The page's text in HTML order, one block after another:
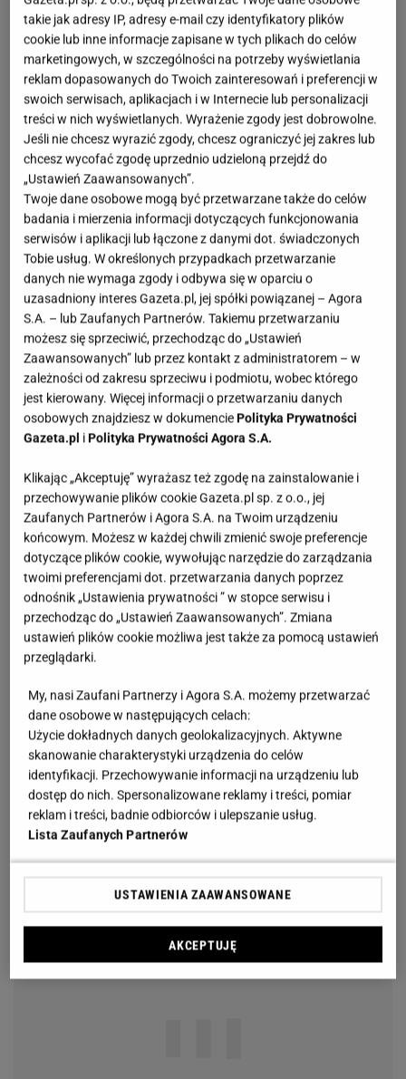
dni na zewnątrz i rozsiądź się w wygodnym fotelu na
ogrodzie. Nadal rozglądasz się za tym idealnym? W
takim razie koniecznie zajrzyj do JYSKA.
takie jak adresy IP, adresy e-mail czy identyfikatory plików
cookie lub inne informacje zapisane w tych plikach do celów
marketingowych, w szczególności na potrzeby wyświetlania
reklam dopasowanych do Twoich zainteresowań i preferencji w
swoich serwisach, aplikacjach i w Internecie lub personalizacji
treści w nich wyświetlanych. Wyrażenie zgody jest dobrowolne.
Jeśli nie chcesz wyrazić zgody, chcesz ograniczyć jej zakres lub
chcesz wycofać zgodę uprzednio udzieloną przejdź do
„Ustawień Zaawansowanych”.
Twoje dane osobowe mogą być przetwarzane także do celów
badania i mierzenia informacji dotyczących funkcjonowania
serwisów i aplikacji lub łączone z danymi dot. świadczonych
Tobie usług. W określonych przypadkach przetwarzanie
danych nie wymaga zgody i odbywa się w oparciu o
uzasadniony interes Gazeta.pl, jej spółki powiązanej – Agora
S.A. – lub Zaufanych Partnerów. Takiemu przetwarzaniu
możesz się sprzeciwić, przechodząc do „Ustawień
Zaawansowanych” lub przez kontakt z administratorem – w
zależności od zakresu sprzeciwu i podmiotu, wobec którego
jest kierowany. Więcej informacji o przetwarzaniu danych
osobowych znajdziesz w dokumencie Polityka Prywatności
Gazeta.pl i Polityka Prywatności Agora S.A.
Klikając „Akceptuję” wyrażasz też zgodę na zainstalowanie i
przechowywanie plików cookie Gazeta.pl sp. z o.o., jej
Zaufanych Partnerów i Agora S.A. na Twoim urządzeniu
końcowym. Możesz w każdej chwili zmienić swoje preferencje
dotyczące plików cookie, wywołując narzędzie do zarządzania
twoimi preferencjami dot. przetwarzania danych poprzez
odnośnik „Ustawienia prywatności ” w stopce serwisu i
przechodząc do „Ustawień Zaawansowanych”. Zmiana
ustawień plików cookie możliwa jest także za pomocą ustawień
przeglądarki.
My, nasi Zaufani Partnerzy i Agora S.A. możemy przetwarzać
dane osobowe w następujących celach:
Użycie dokładnych danych geolokalizacyjnych. Aktywne
skanowanie charakterystyki urządzenia do celów
identyfikacji. Przechowywanie informacji na urządzeniu lub
dostęp do nich. Spersonalizowane reklamy i treści, pomiar
reklam i treści, badnie odbiorców i ulepszanie usług.
Lista Zaufanych Partnerów
USTAWIENIA ZAAWANSOWANE
AKCEPTUJĘ